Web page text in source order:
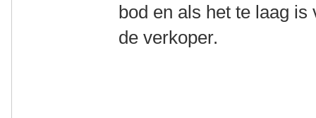
bod en als het te laag
de verkoper.